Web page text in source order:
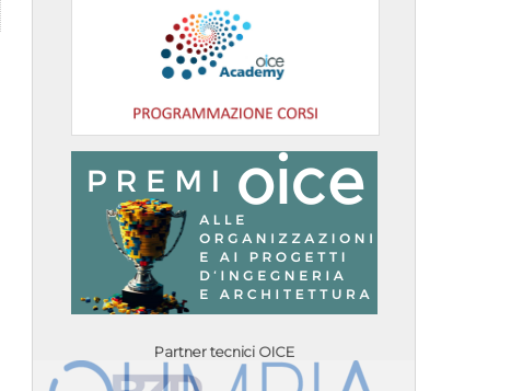
Partner tecnici OICE